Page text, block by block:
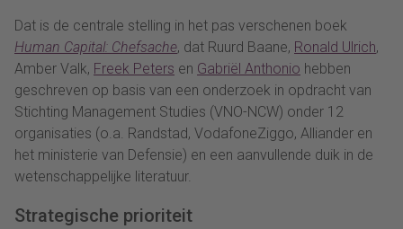
Dat is de centrale stelling in het pas verschenen boek
Human Capital: Chefsache, dat Ruurd Baane, Ronald Ulrich,
Amber Valk, Freek Peters en Gabriël Anthonio hebben
geschreven op basis van een onderzoek in opdracht van
Stichting Management Studies (VNO-NCW) onder 12
organisaties (o.a. Randstad, VodafoneZiggo, Alliander en
het ministerie van Defensie) en een aanvullende duik in de
wetenschappelijke literatuur.
Strategische prioriteit